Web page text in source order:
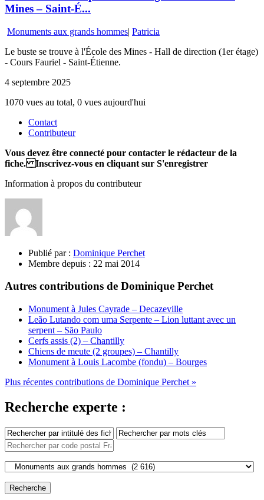
Mines – Saint-É...
Monuments aux grands hommes| Patricia
Le buste se trouve à l'École des Mines - Hall de direction (1er étage)
- Cours Fauriel - Saint-Étienne.
4 septembre 2025
1070 vues au total, 0 vues aujourd'hui
Contact
Contributeur
Vous devez être connecté pour contacter le rédacteur de la
fiche. Inscrivez-vous en cliquant sur S'enregistrer
Information à propos du contributeur
Publié par : Dominique Perchet
Membre depuis : 22 mai 2014
Autres contributions de Dominique Perchet
Monument à Jules Cayrade – Decazeville
Leão Lutando com uma Serpente – Lion luttant avec un
serpent – São Paulo
Cerfs assis (2) – Chantilly
Chiens de meute (2 groupes) – Chantilly
Monument à Louis Lacombe (fondu) – Bourges
Plus récentes contributions de Dominique Perchet »
Recherche experte :